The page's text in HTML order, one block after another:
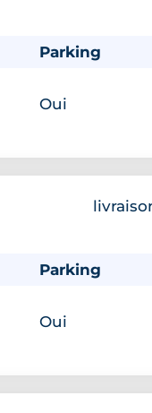
Parking
Oui
Parking
Oui